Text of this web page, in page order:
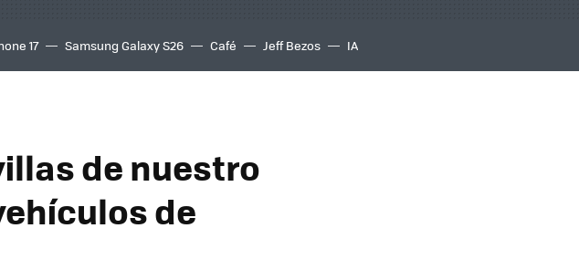
17 Samsung Galaxy S26 Café Jeff Bezos IA
de nuestro
de